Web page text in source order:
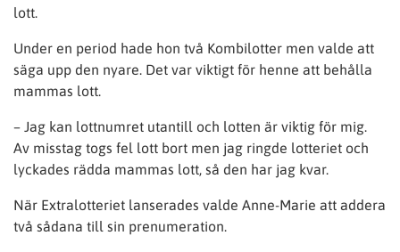
lott.
Under en period hade hon två Kombilotter men valde att
säga upp den nyare. Det var viktigt för henne att behålla
mammas lott.
– Jag kan lottnumret utantill och lotten är viktig för mig.
Av misstag togs fel lott bort men jag ringde lotteriet och
lyckades rädda mammas lott, så den har jag kvar.
När Extralotteriet lanserades valde Anne-Marie att addera
två sådana till sin prenumeration.